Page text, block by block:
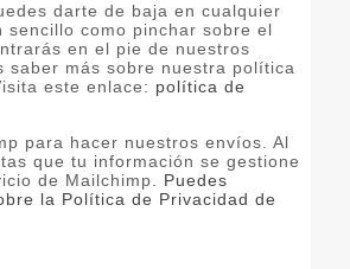
darte de baja en cualquier
sencillo como pinchar sobre el
en el pie de nuestros
saber más sobre nuestra política
este enlace: política de
para hacer nuestros envíos. Al
que tu información se gestione
de Mailchimp. Puedes
la Política de Privacidad de